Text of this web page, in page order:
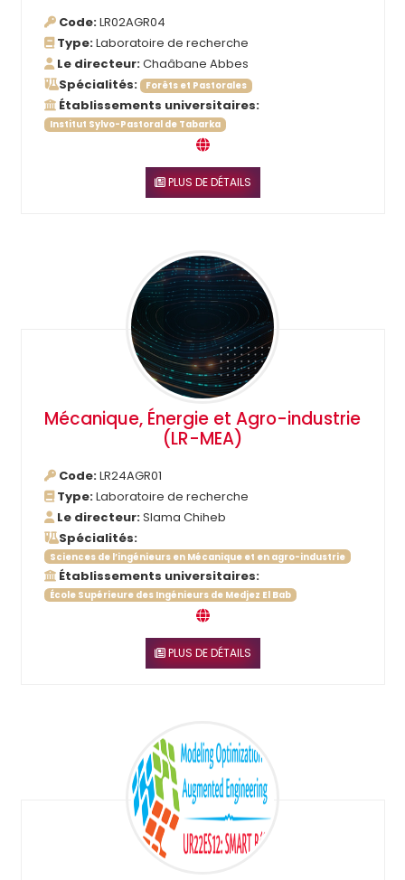
Code:LR02AGR04
Type:Laboratoire de recherche
Le directeur:Chaâbane Abbes
Spécialités:
Forêts et Pastorales
Établissements universitaires:
Institut Sylvo-Pastoral de Tabarka
PLUS DE DÉTAILS
Mécanique, Énergie et Agro-industrie
(LR-MEA)
Code:LR24AGR01
Type:Laboratoire de recherche
Le directeur:Slama Chiheb
Spécialités:
Sciences de l’ingénieurs en Mécanique et en agro-industrie
Établissements universitaires:
École Supérieure des Ingénieurs de Medjez El Bab
PLUS DE DÉTAILS